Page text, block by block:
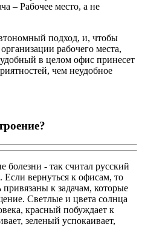
– Рабочее место, а не
подход, и, чтобы
рабочего места,
в целом офис принесет
чем неудобное
- так считал русский
вернуться к офисам, то
к задачам, которые
Светлые и цвета солнца
красный побуждает к
зеленый успокаивает,